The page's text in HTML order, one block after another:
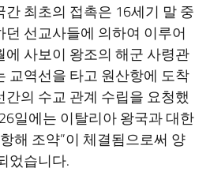
최초의 접촉은 16세기 말 중
선교사들에 의하여 이루어
에 사보이 왕조의 해군 사령관
교역선을 타고 원산항에 도착
의 수교 관계 수립을 요청했
일에는 이탈리아 왕국과 대한
해 조약”이 체결됨으로써 양
었습니다.